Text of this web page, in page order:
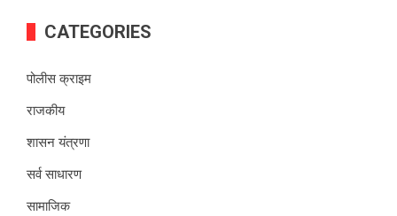
CATEGORIES
पोलीस क्राइम
राजकीय
शासन यंत्रणा
सर्व साधारण
सामाजिक